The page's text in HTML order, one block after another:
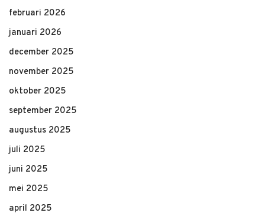
februari 2026
januari 2026
december 2025
november 2025
oktober 2025
september 2025
augustus 2025
juli 2025
juni 2025
mei 2025
april 2025